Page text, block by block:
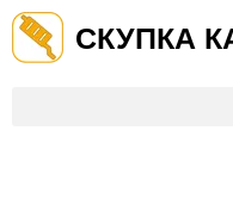
СКУПКА